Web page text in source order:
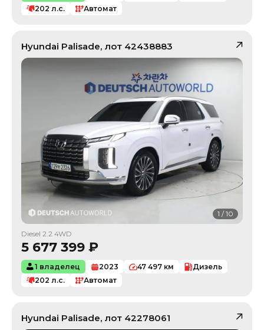
202 л.с. Автомат
Hyundai Palisade, лот 42438883
1 /10
Diesel 2.2 4WD
5 677 399 ₽
1 владелец 2023 47 497 км
Дизель
202 л.с. Автомат
Hyundai Palisade, лот 42278061